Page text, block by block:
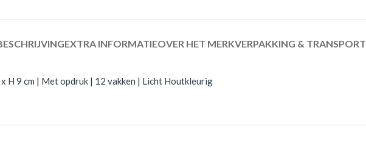
EXTRA INFORMATIEOVER HET MERKVERPAKKING & TRANSPORT
H 9 cm | Met opdruk | 12 vakken | Licht Houtkleurig